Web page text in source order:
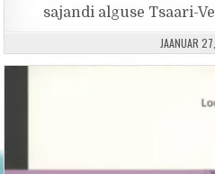
sajandi alguse Tsaari-
PUBLISHED
JAANUAR